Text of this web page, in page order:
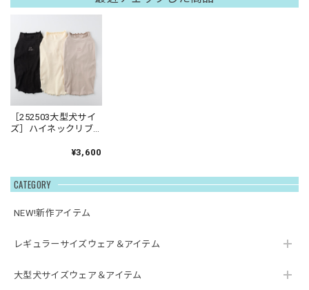
CATEGORY
NEW!新作アイテム
レギュラーサイズウェア＆アイテム
大型犬サイズウェア＆アイテム
［252503大型犬サイ
ズ］ハイネックリブ
¥3,600